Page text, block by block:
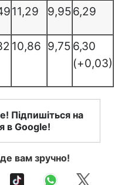
11,29 9,956,29
10,86 9,75 6,30
(+0,03)
Підпишіться на
в Google!
вам зручно!